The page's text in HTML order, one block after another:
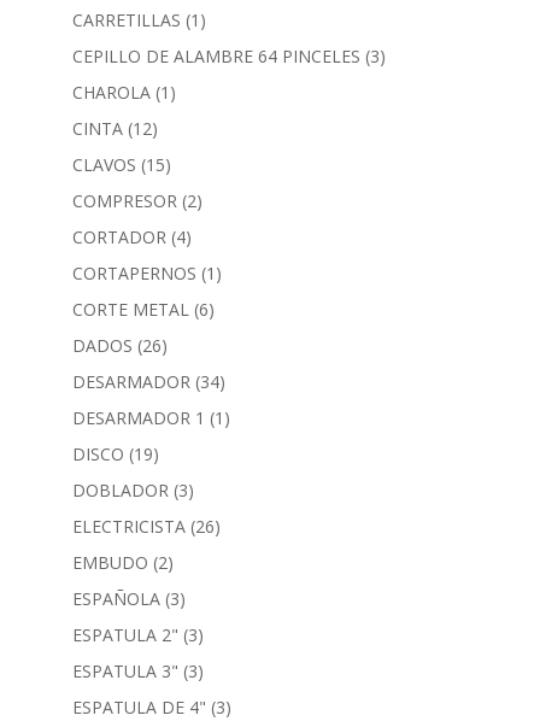
CARRETILLAS (1)
CEPILLO DE ALAMBRE 64 PINCELES (3)
CHAROLA (1)
CINTA (12)
CLAVOS (15)
COMPRESOR (2)
CORTADOR (4)
CORTAPERNOS (1)
CORTE METAL (6)
DADOS (26)
DESARMADOR (34)
DESARMADOR 1 (1)
DISCO (19)
DOBLADOR (3)
ELECTRICISTA (26)
EMBUDO (2)
ESPAÑOLA (3)
ESPATULA 2" (3)
ESPATULA 3" (3)
ESPATULA DE 4" (3)